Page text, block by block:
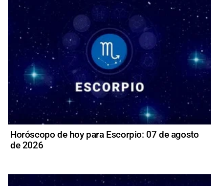
Horóscopo de hoy para Escorpio: 07 de agosto
de 2026